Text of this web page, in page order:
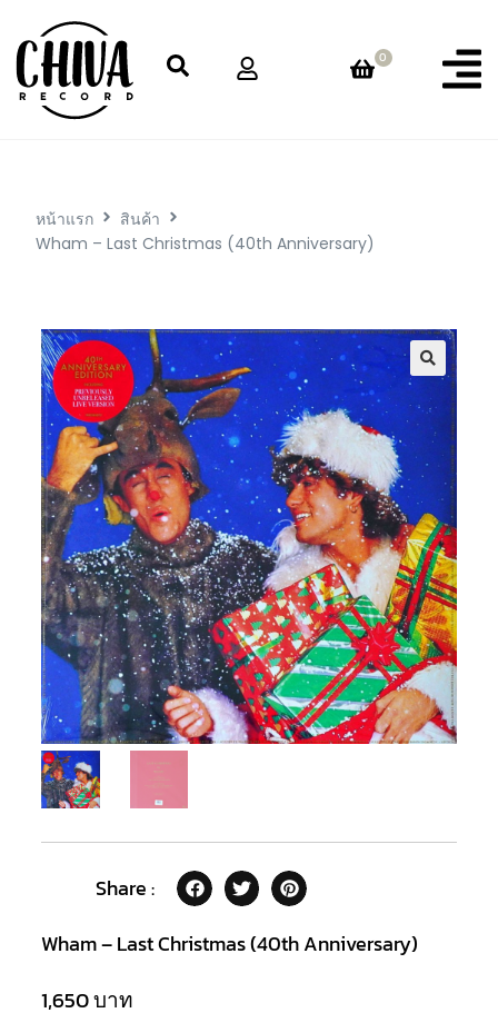
0
หน้าแรก
สินค้า
Wham – Last Christmas (40th Anniversary)
Share :
Wham – Last Christmas (40th Anniversary)
1,650บาท